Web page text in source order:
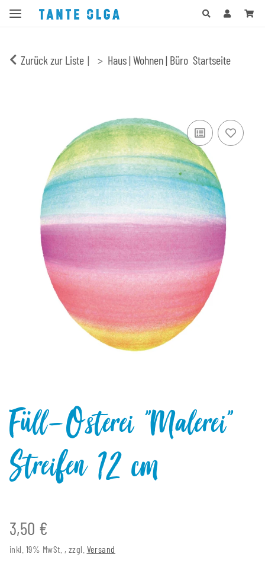
Zurück zur Liste Haus | Wohnen | Büro Startseite
Füll-Osterei "Malerei"
Streifen 12 cm
3,50 €
inkl. 19% MwSt. , zzgl. Versand